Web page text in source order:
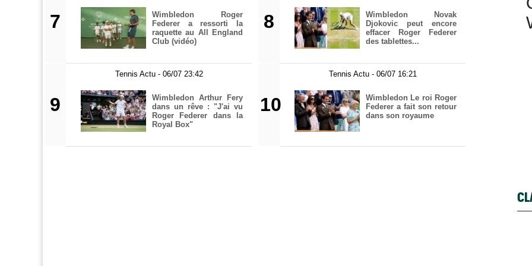
7
Wimbledon Roger
Federer a ressorti la
raquette au All England
Club (vidéo)
8
Wimbledon Novak
Djokovic peut encore
effacer Roger Federer
des tablettes...
9
Tennis Actu - 06/07 23:42
Wimbledon Arthur Fery
dans un rêve : "J'ai vu
Roger Federer dans la
Royal Box"
10
Tennis Actu - 06/07 16:21
Wimbledon Le roi Roger
Federer a fait son retour
dans son royaume